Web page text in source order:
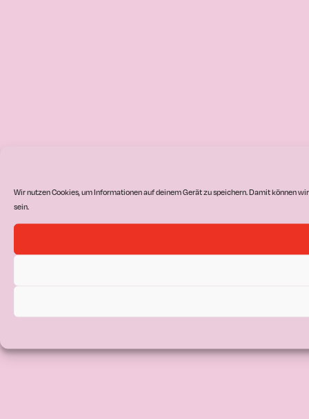
Wir nutzen Cookies, um Informationen auf deinem Gerät zu speichern. Damit können
sein.